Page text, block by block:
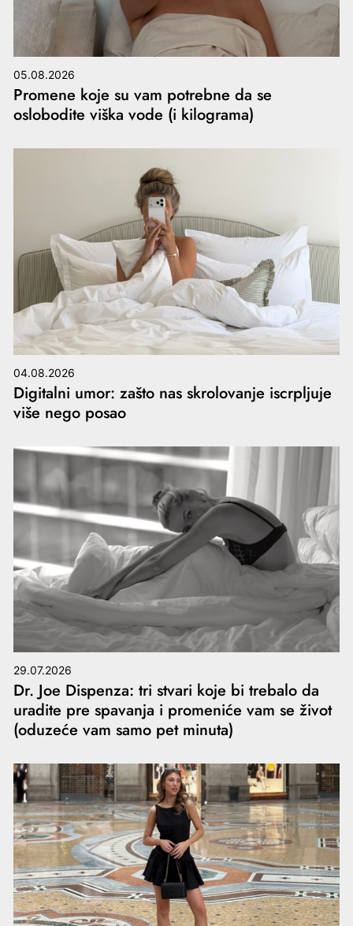
05.08.2026
Promene koje su vam potrebne da se
oslobodite viška vode (i kilograma)
04.08.2026
Digitalni umor: zašto nas skrolovanje iscrpljuje
više nego posao
29.07.2026
Dr. Joe Dispenza: tri stvari koje bi trebalo da
uradite pre spavanja i promeniće vam se život
(oduzeće vam samo pet minuta)